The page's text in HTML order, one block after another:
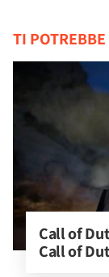
TI
Call of
Call of